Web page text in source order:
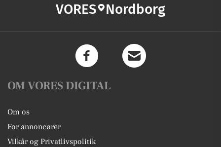
VORES Nordborg
OM VORES DIGITAL
Om os
For annoncører
Vilkår og Privatlivspolitik